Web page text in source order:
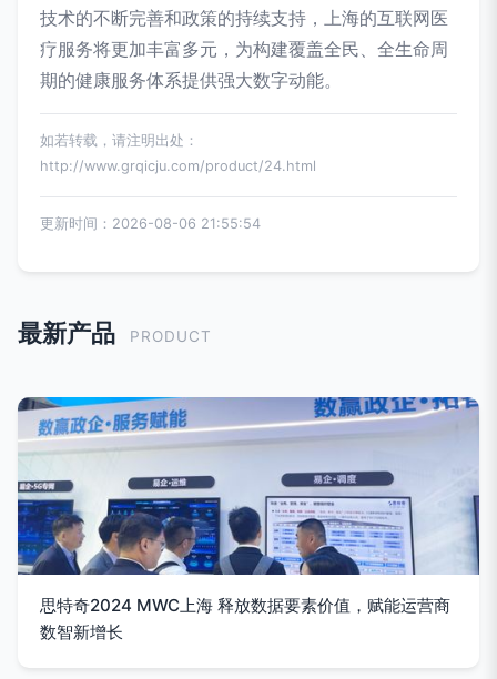
技术的不断完善和政策的持续支持，上海的互联网医
疗服务将更加丰富多元，为构建覆盖全民、全生命周
期的健康服务体系提供强大数字动能。
如若转载，请注明出处：
http://www.grqicju.com/product/24.html
更新时间：2026-08-06 21:55:54
最新产品 PRODUCT
思特奇2024 MWC上海 释放数据要素价值，赋能运营商
数智新增长